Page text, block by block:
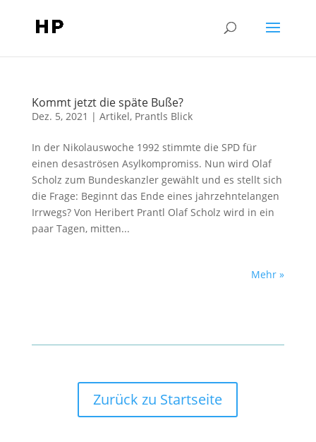
Kommt jetzt die späte Buße?
Dez. 5, 2021 | Artikel, Prantls Blick
In der Nikolauswoche 1992 stimmte die SPD für
einen desaströsen Asylkompromiss. Nun wird Olaf
Scholz zum Bundeskanzler gewählt und es stellt sich
die Frage: Beginnt das Ende eines jahrzehntelangen
Irrwegs? Von Heribert Prantl Olaf Scholz wird in ein
paar Tagen, mitten...
Mehr »
Zurück zu Startseite